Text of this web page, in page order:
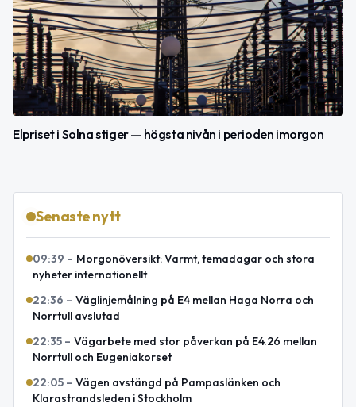
Elpriset i Solna stiger — högsta nivån i perioden imorgon
Senaste nytt
09:39 – Morgonöversikt: Varmt, temadagar och stora
nyheter internationellt
22:36 – Väglinjemålning på E4 mellan Haga Norra och
Norrtull avslutad
22:35 – Vägarbete med stor påverkan på E4.26 mellan
Norrtull och Eugeniakorset
22:05 – Vägen avstängd på Pampaslänken och
Klarastrandsleden i Stockholm